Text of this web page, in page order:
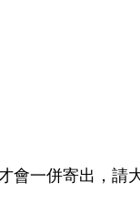
會一併寄出，請